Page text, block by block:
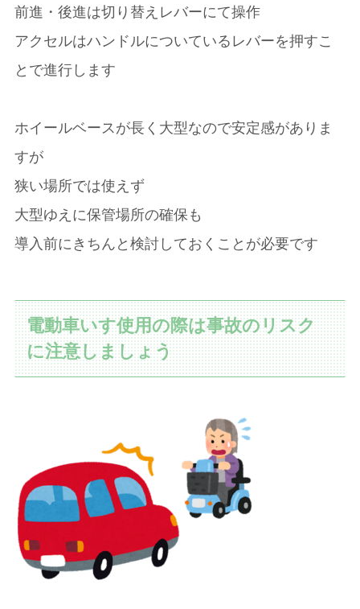
前進・後進は切り替えレバーにて操作
アクセルはハンドルについているレバーを押すこ
とで進行します
ホイールベースが長く大型なので安定感がありま
すが
狭い場所では使えず
大型ゆえに保管場所の確保も
導入前にきちんと検討しておくことが必要です
電動車いす使用の際は事故のリスク
に注意しましょう